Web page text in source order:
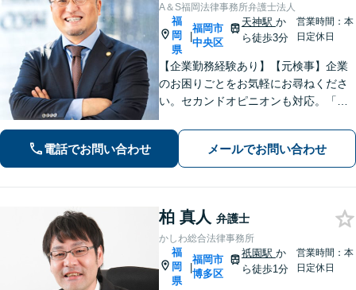
A＆S福岡法律事務所弁護士法人
福
岡
県
|
福岡市
中央区
天神駅 か
ら徒歩3分
営業時間：本
日定休日
【企業勤務経験あり】【元検事】企業
のお困りごとをお気軽にお尋ねくださ
い。セカンドオピニオンも対応。「企
「社内調査」「刑事事件対応」も得意
とし、ビジネスと個人を全力で守りま
す。その他幅広いご相談に対応【天神
地下街直結】
電話でお問い合わせ メールでお問い合わせ
柏 真人 弁護士
かしわ総合法律事務所
福
岡
県
|
福岡市
博多区
祇園駅 か
ら徒歩1分
営業時間：本
日定休日